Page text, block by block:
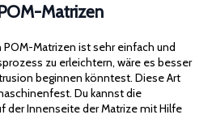
Matrizen
Matrizen ist sehr einfach und
zu erleichtern, wäre es besser
beginnen könntest. Diese Art
Du kannst die
der Innenseite der Matrize mit Hilfe